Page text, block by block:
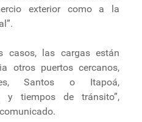
exterior como a la
casos, las cargas están
otros puertos cercanos,
Santos o Itapoá,
y tiempos de tránsito”,